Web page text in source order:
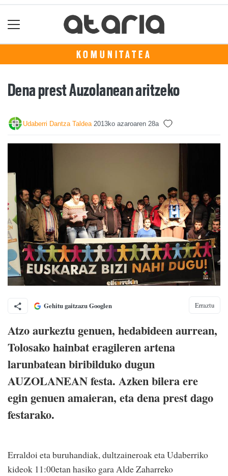
KOMUNITATEA
Dena prest Auzolanean aritzeko
Udaberri Dantza Taldea 2013ko azaroaren 28a
Gehitu gaitzazu Googlen Erraztu
Atzo aurkeztu genuen, hedabideen aurrean,
Tolosako hainbat eragileren artena
larunbatean biribilduko dugun
AUZOLANEAN festa. Azken bilera ere
egin genuen amaieran, eta dena prest dago
festarako.
Erraldoi eta buruhandiak, dultzaineroak eta Udaberriko
kideok 11:00etan hasiko gara Alde Zaharreko